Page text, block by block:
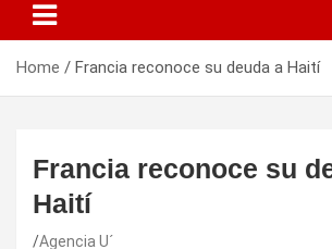
Home Francia reconoce su deuda a Haití
Francia reconoce su
Haití
Agencia U´